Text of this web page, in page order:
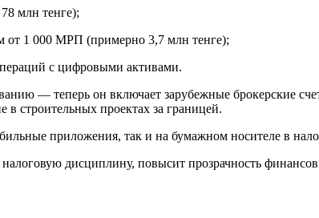
млн тенге);
от 1 000 МРП (примерно 3,7 млн тенге);
с цифровыми активами.
— теперь он включает зарубежные брокерские
в строительных проектах за границей.
приложения, так и на бумажном носителе в
дисциплину, повысит прозрачность